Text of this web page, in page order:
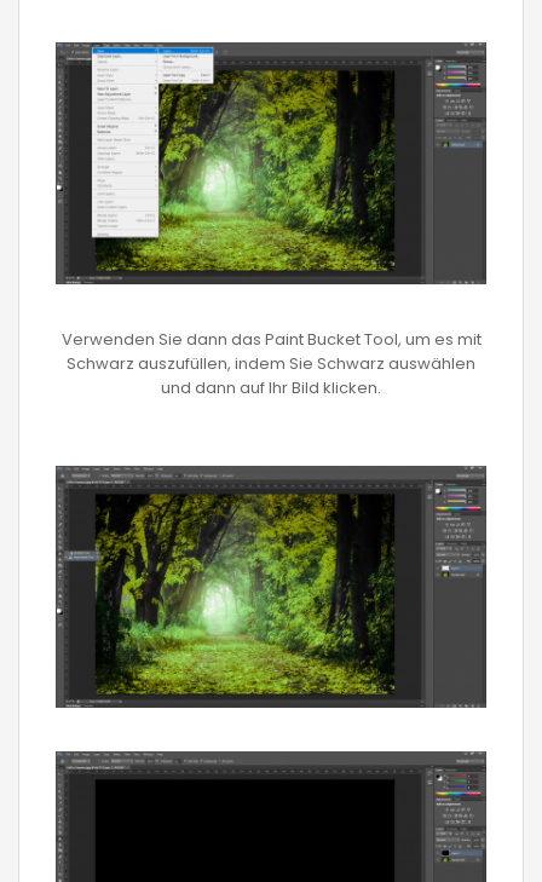
Verwenden Sie dann das Paint Bucket Tool, um es mit
Schwarz auszufüllen, indem Sie Schwarz auswählen
und dann auf Ihr Bild klicken.